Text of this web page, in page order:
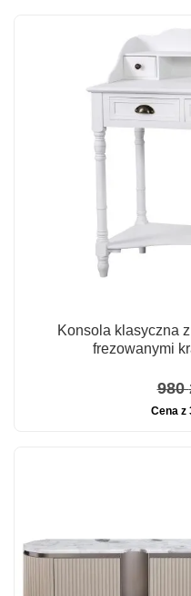
Konsola klasyczna
frezowanymi
980
Cena z